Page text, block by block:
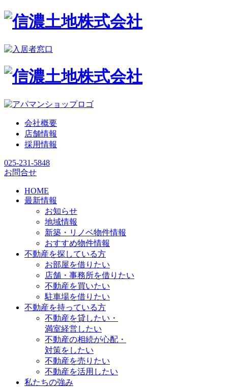
会社概要
店舗情報
採用情報
025-231-5848
お問合せ
HOME
最新情報
お知らせ
地域情報
新築・リノベ物件情報
おすすめ物件情報
不動産を探している方
お部屋を借りたい
店舗・事務所を借りたい
不動産を買いたい
駐車場を借りたい
不動産を持っている方
不動産を貸したい・
満室経営したい
不動産の相続が心配・
対策をしたい
不動産を売りたい
不動産を活用したい
私たちの強み